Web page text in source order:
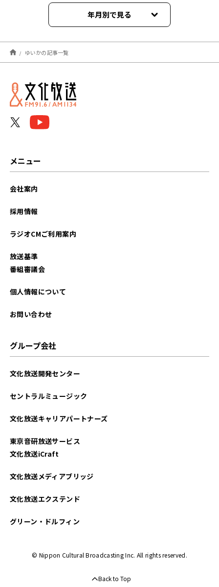
年月別で見る
2026年02月
2022年06月
2021年12月
ゆいかの記事一覧
メニュー
会社案内
採用情報
ラジオCMご利用案内
放送基準
番組審議会
個人情報について
お問い合わせ
グループ会社
文化放送開発センター
セントラルミュージック
文化放送キャリアパートナーズ
東京音研放送サービス
文化放送iCraft
文化放送メディアブリッジ
文化放送エクステンド
グリーン・ドルフィン
© Nippon Cultural Broadcasting Inc. All rights reserved.
Back to Top